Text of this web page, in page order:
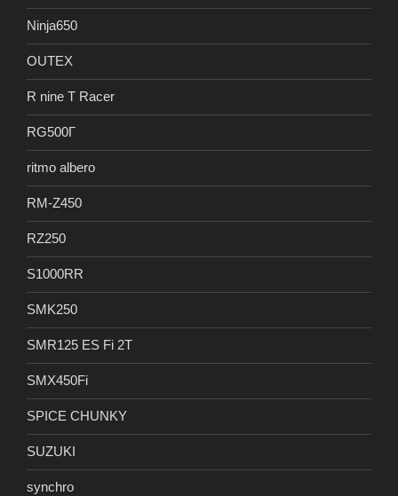
Ninja650
OUTEX
R nine T Racer
RG500Γ
ritmo albero
RM-Z450
RZ250
S1000RR
SMK250
SMR125 ES Fi 2T
SMX450Fi
SPICE CHUNKY
SUZUKI
synchro